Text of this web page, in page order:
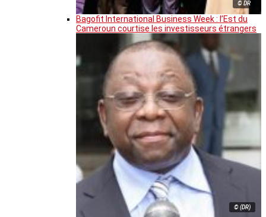
© DR
Bagofit International Business Week : l’Est du
Cameroun courtise les investisseurs étrangers
© (DR)